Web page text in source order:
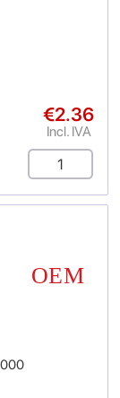
€2.36
Incl. IVA